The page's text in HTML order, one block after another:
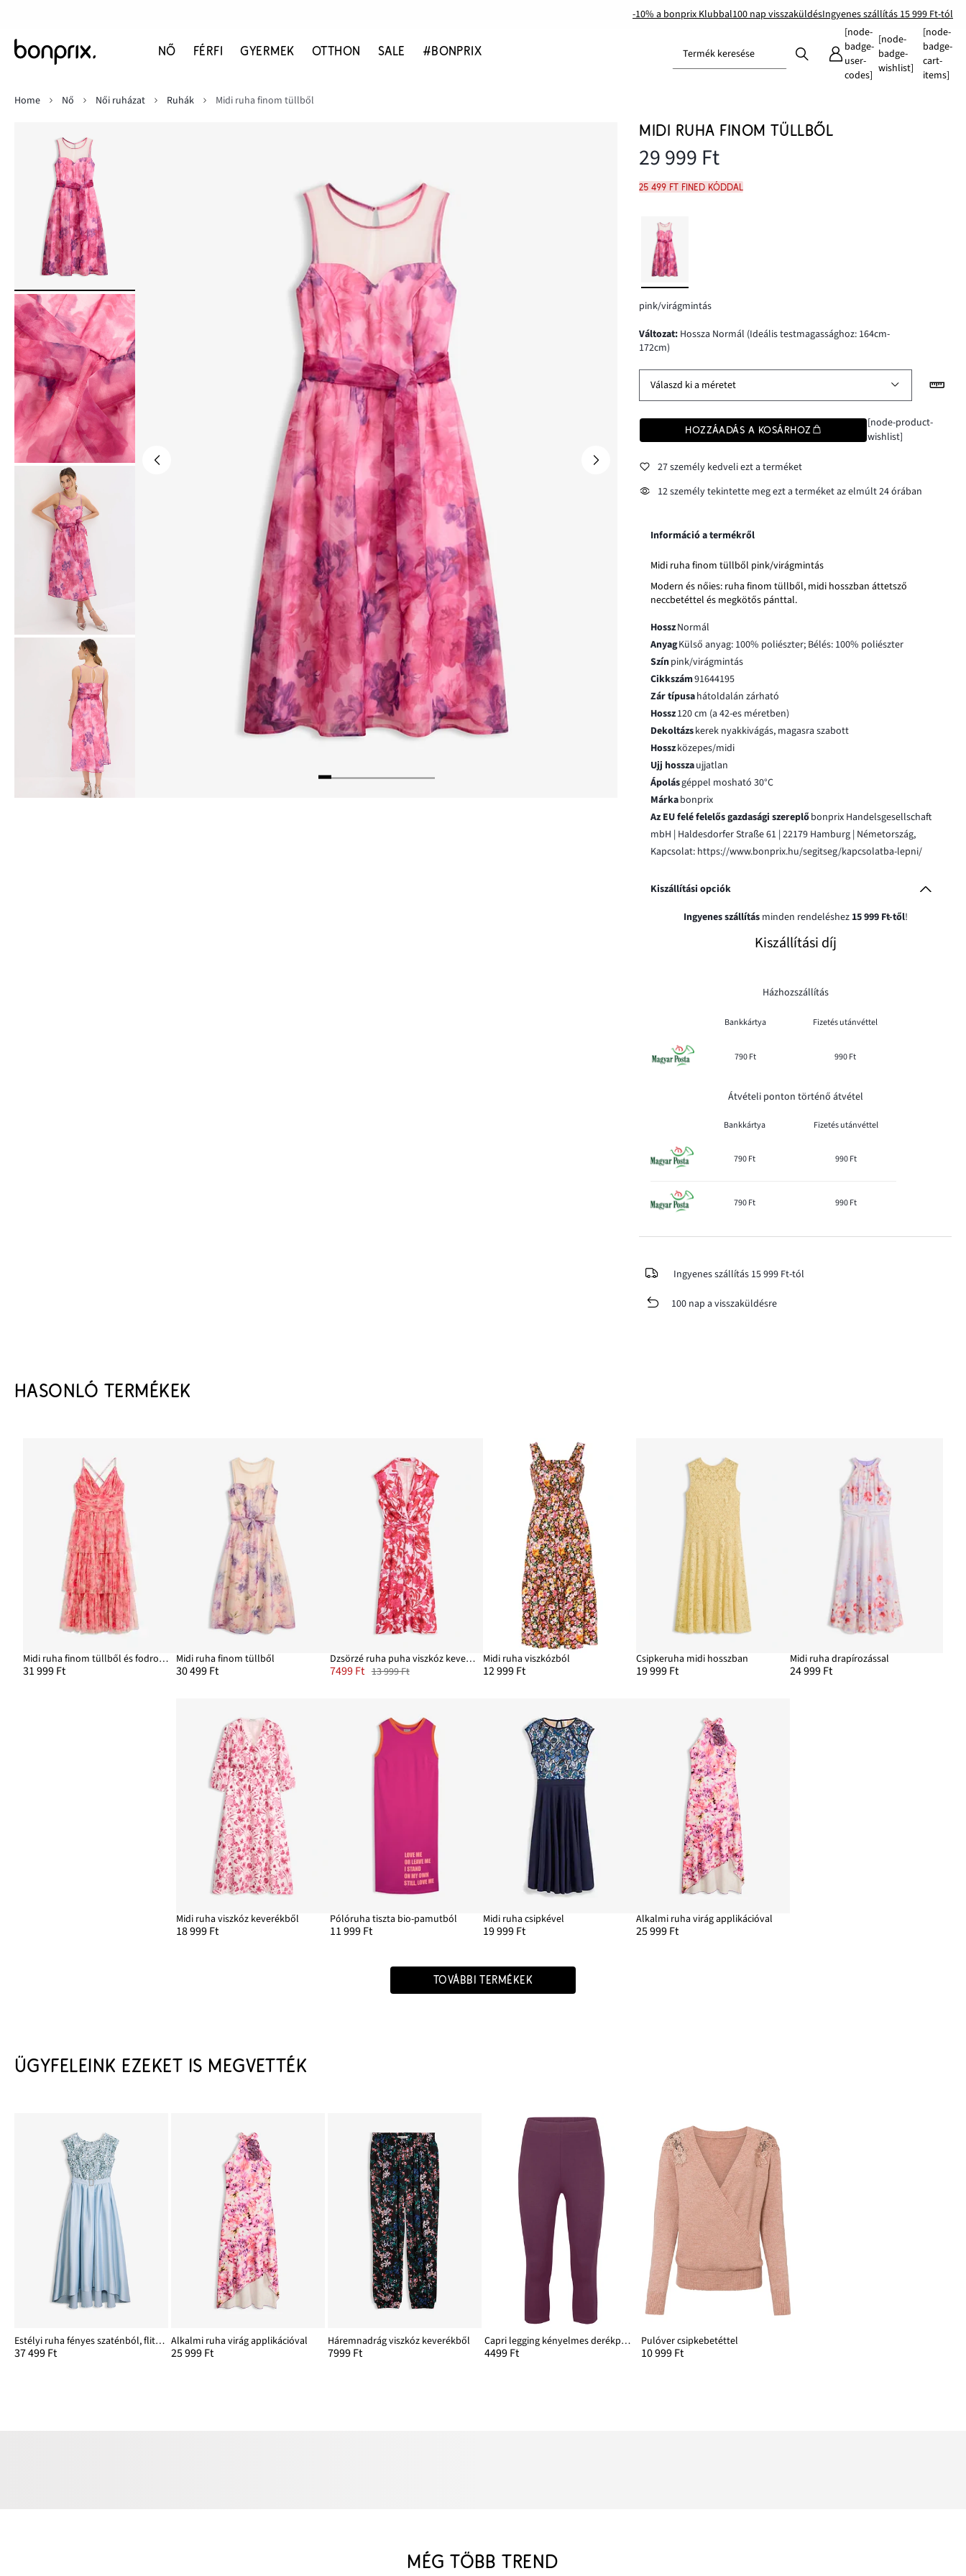
-10% a bonprix Klubbal100 nap visszaküldésIngyenes szállítás 15 999 Ft-tól
NŐ FÉRFI GYERMEK OTTHON SALE #BONPRIX Termék keresése
[node-
badge-
user-
codes]
[node-
badge-
wishlist]
[node-
badge-
cart-
items]
Home
Nő Női ruházat Ruhák Midi ruha finom tüllből
MIDI RUHA FINOM TÜLLBŐL
29 999 Ft
25 499 Ft FINED kóddal
pink/virágmintás
változat: Hossza Normál (Ideális testmagassághoz: 164cm-
172cm)
Válaszd ki a méretet
HOZZÁADÁS A KOSÁRHOZ
[node-product-
wishlist]
27 személy kedveli ezt a terméket
12 személy tekintette meg ezt a terméket az elmúlt 24 órában
Információ a termékről
Midi ruha finom tüllből pink/virágmintás
Modern és nőies: ruha finom tüllből, midi hosszban áttetsző
neccbetéttel és megkötős pánttal.
HosszNormál
AnyagKülső anyag: 100% poliészter; Bélés: 100% poliészter
Színpink/virágmintás
Cikkszám91644195
Zár típusahátoldalán zárható
Hossz120 cm (a 42-es méretben)
Dekoltázskerek nyakkivágás, magasra szabott
Hosszközepes/midi
Ujj hosszaujjatlan
Ápolásgéppel mosható 30°C
Márkabonprix
Az EU felé felelős gazdasági szereplőbonprix Handelsgesellschaft
mbH | Haldesdorfer Straße 61 | 22179 Hamburg | Németország,
Kapcsolat: https://www.bonprix.hu/segitseg/kapcsolatba-lepni/
Kiszállítási opciók
Ingyenes szállításminden rendeléshez 15 999 Ft-től!
Kiszállítási díj
Házhozszállítás
Bankkártya Fizetés utánvéttel
790 Ft 990 Ft
Átvételi ponton történő átvétel
Bankkártya Fizetés utánvéttel
790 Ft 990 Ft
790 Ft 990 Ft
Ingyenes szállítás 15 999 Ft-tól
100 nap a visszaküldésre
HASONLÓ TERMÉKEK
Midi ruha finom tüllből és fodrokkal
31 999 Ft
Midi ruha finom tüllből
30 499 Ft
Dzsörzé ruha puha viszkóz keverékből
7499 Ft 13 999 Ft
Midi ruha viszkózból
12 999 Ft
Csipkeruha midi hosszban
19 999 Ft
Midi ruha drapírozással
24 999 Ft
Midi ruha viszkóz keverékből
18 999 Ft
Pólóruha tiszta bio-pamutból
11 999 Ft
Midi ruha csipkével
19 999 Ft
Alkalmi ruha virág applikációval
25 999 Ft
TOVÁBBI TERMÉKEK
ÜGYFELEINK EZEKET IS MEGVETTÉK
Estélyi ruha fényes szaténból, flitterekkel
37 499 Ft
Alkalmi ruha virág applikációval
25 999 Ft
Háremnadrág viszkóz keverékből
7999 Ft
Capri legging kényelmes derékpánttal
4499 Ft
Pulóver csipkebetéttel
10 999 Ft
MÉG TÖBB TREND